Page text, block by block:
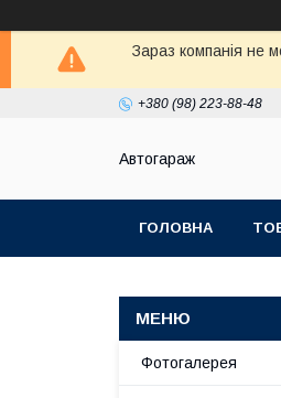
Зараз компанія не
+380 (98) 223-88-48
Автогараж
ГОЛОВНА
Фотогалерея